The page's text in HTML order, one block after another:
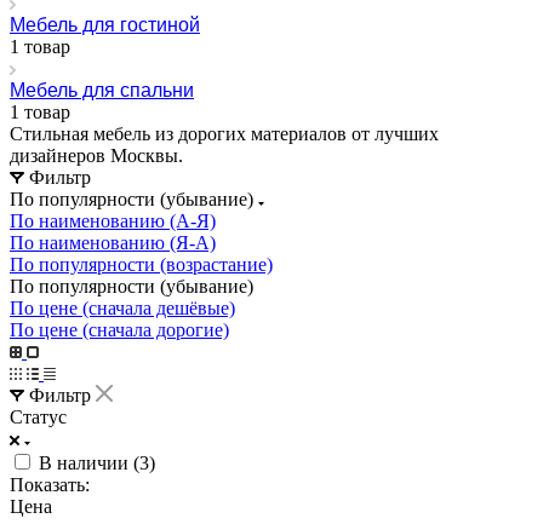
Мебель для гостиной
1 товар
Мебель для спальни
1 товар
Стильная мебель из дорогих материалов от лучших
дизайнеров Москвы.
Фильтр
По популярности (убывание)
По наименованию (А-Я)
По наименованию (Я-А)
По популярности (возрастание)
По популярности (убывание)
По цене (сначала дешёвые)
По цене (сначала дорогие)
Фильтр
Статус
В наличии (3)
Показать:
Цена